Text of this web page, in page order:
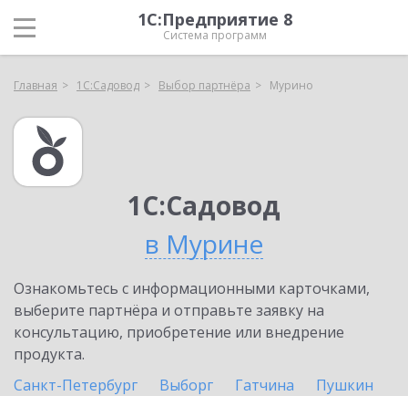
1С:Предприятие 8
Система программ
Главная 1С:Садовод Выбор партнёра Мурино
1С:Садовод
в Мурине
Ознакомьтесь с информационными карточками,
выберите партнёра и отправьте заявку на
консультацию, приобретение или внедрение
продукта.
Санкт-Петербург
Выборг Гатчина
Пушкин